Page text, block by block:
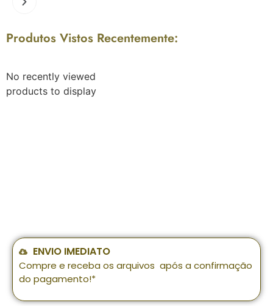
Produtos Vistos Recentemente:
No recently viewed
products to display
ENVIO IMEDIATO
Compre e receba os arquivos após a confirmação
do pagamento!*